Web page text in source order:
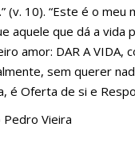
(v. 10). “Este é o
aquele que dá a vida
amor: DAR A VIDA,
sem querer
é Oferta de si e
Pedro Vieira